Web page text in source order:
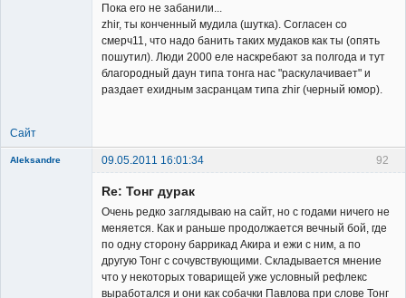
Пока его не забанили...
zhir, ты конченный мудила (шутка). Согласен со
смерч11, что надо банить таких мудаков как ты (опять
пошутил). Люди 2000 еле наскребают за полгода и тут
благородный даун типа тонга нас "раскулачивает" и
раздает ехидным засранцам типа zhir (черный юмор).
Сайт
92
Aleksandre
09.05.2011 16:01:34
Re: Тонг дурак
Очень редко заглядываю на сайт, но с годами ничего не
меняется. Как и раньше продолжается вечный бой, где
по одну сторону баррикад Акира и ежи с ним, а по
другую Тонг с сочувствующими. Складывается мнение
что у некоторых товарищей уже условный рефлекс
выработался и они как собачки Павлова при слове Тонг